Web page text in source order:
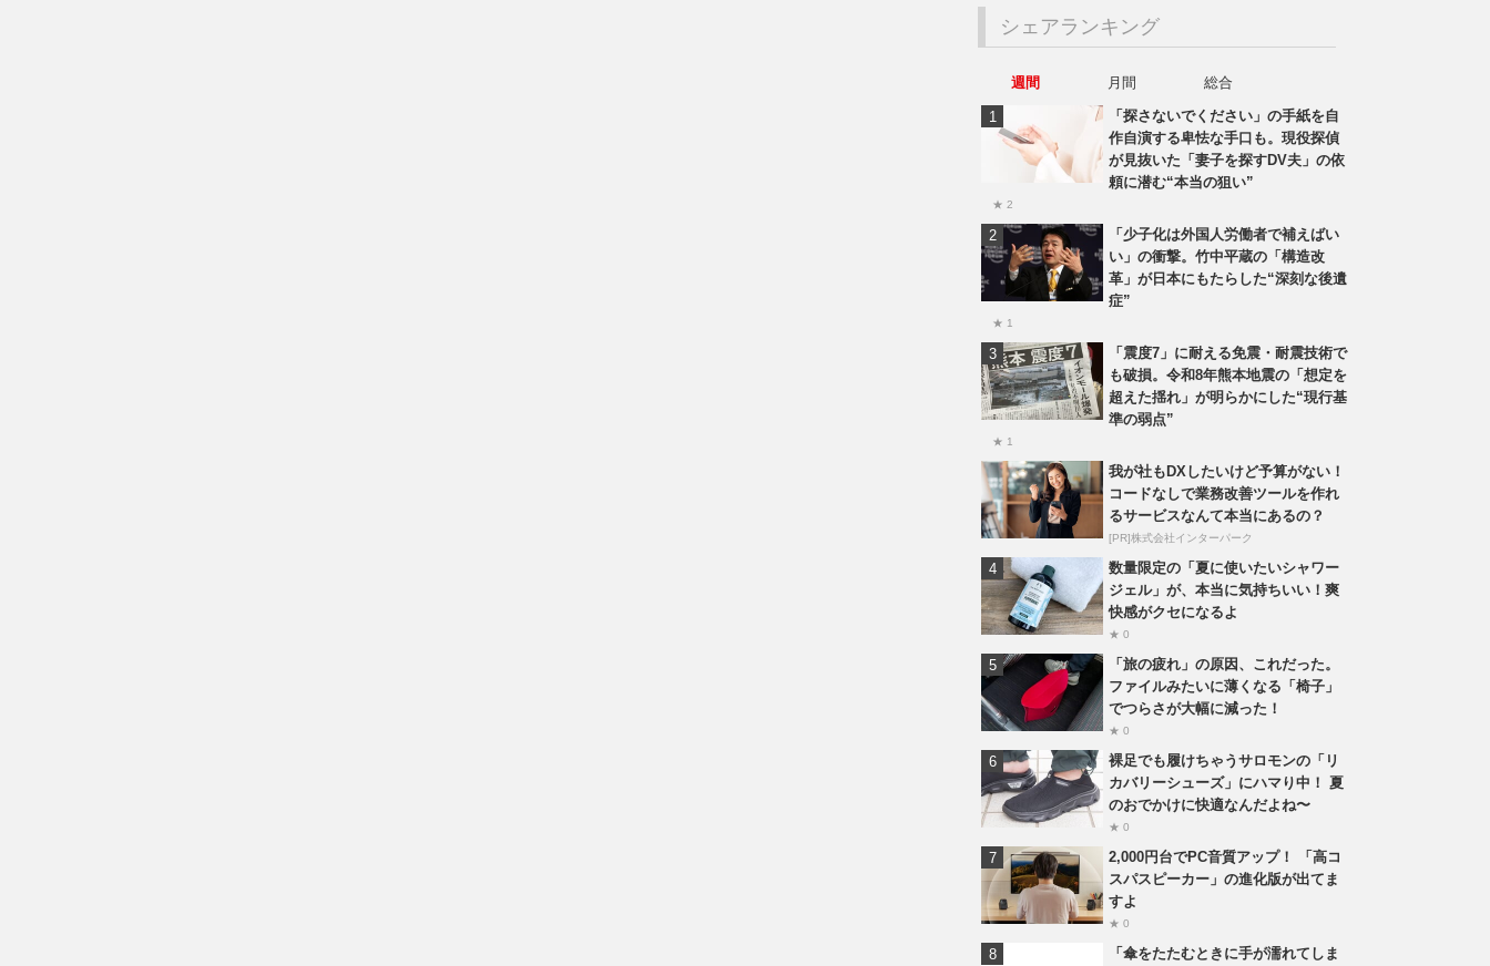
シェアランキング
週間 月間
総合
「探さないでください」の手紙を自
作自演する卑怯な手口も。現役探偵
が見抜いた「妻子を探すDV夫」の依
頼に潜む“本当の狙い”
★ 2
「少子化は外国人労働者で補えばい
い」の衝撃。竹中平蔵の「構造改
革」が日本にもたらした“深刻な後遺
症”
★ 1
「震度7」に耐える免震・耐震技術で
も破損。令和8年熊本地震の「想定を
超えた揺れ」が明らかにした“現行基
準の弱点”
★ 1
我が社もDXしたいけど予算がない！
コードなしで業務改善ツールを作れ
るサービスなんて本当にあるの？
[PR]株式会社インターパーク
数量限定の「夏に使いたいシャワー
ジェル」が、本当に気持ちいい！爽
快感がクセになるよ
★ 0
「旅の疲れ」の原因、これだった。
ファイルみたいに薄くなる「椅子」
でつらさが大幅に減った！
★ 0
裸足でも履けちゃうサロモンの「リ
カバリーシューズ」にハマり中！ 夏
のおでかけに快適なんだよね〜
★ 0
2,000円台でPC音質アップ！ 「高コ
スパスピーカー」の進化版が出てま
すよ
★ 0
「傘をたたむときに手が濡れてしま